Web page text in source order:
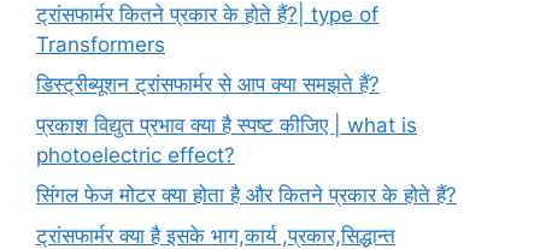
ट्रांसफार्मर कितने प्रकार के होते हैं?| type of
Transformers
डिस्ट्रीब्यूशन ट्रांसफार्मर से आप क्या समझते हैं?
प्रकाश विद्युत प्रभाव क्या है स्पष्ट कीजिए | what is
photoelectric effect?
सिंगल फेज मोटर क्या होता है और कितने प्रकार के होते हैं?
ट्रांसफार्मर क्या है इसके भाग,कार्य ,प्रकार,सिद्धान्त